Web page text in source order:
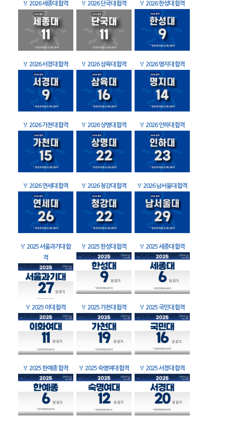
🏅 2026 세종대 합격 🏅 2026 단국대 합격 🏅 2026 한성대 합격
🏅 2026 서경대 합격 🏅 2026 삼육대 합격 🏅 2026 명지대 합격
🏅 2026 가천대 합격 🏅 2026 상명대 합격 🏅 2026 인하대 합격
🏅 2026 연세대 합격 🏅 2026 청강대 합격 🏅 2026 남서울대 합격
🏅 2025 서울과기대 합
격
🏅 2025 한성대 합격 🏅 2025 세종대 합격
🏅 2025 이대 합격 🏅 2025 가천대 합격 🏅 2025 국민대 합격
🏅 2025 한예종 합격 🏅 2025 숙명여대 합격 🏅 2025 서경대 합격